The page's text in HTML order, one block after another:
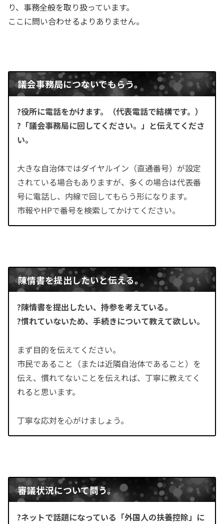
り、事務全般を取り扱っています。
ここに問い合わせるよりありません。
議会事務局につないでもらう。
?役所に電話をかけます。（代表電話で結構です。）
?「議会事務局に回してください。」と伝えてくださ
い。
大きな自治体ではダイヤルイン（直通番号）が設定
されている場合もありますが、多くの場合は代表番
号に電話し、内線で回してもらう形になります。
市報やHPで番号を検索してかけてください。
陳情書を提出したいと伝える。
?陳情書を提出したい、持参を考えている。
?慣れていないため、手続きについて教えて欲しい。
まず目的を伝えてください。
市民であること（または近隣自治体であること）を
伝え、慣れてないことを伝えれば、丁寧に教えてく
れると思います。
丁寧な応対を心がけましょう。
審議状況について問う。
?ネットで話題になっている「外国人の扶養控除」に